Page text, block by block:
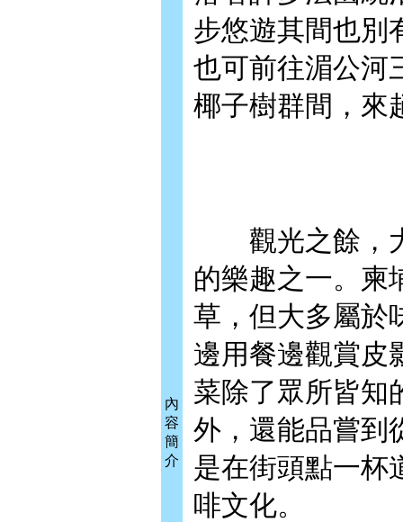
內
容
簡
介
步悠遊其間也別
也可前往湄公河
椰子樹群間，來
觀光之餘，大
的樂趣之一。柬
草，但大多屬於
邊用餐邊觀賞皮
菜除了眾所皆知
外，還能品嘗到
是在街頭點一杯
啡文化。